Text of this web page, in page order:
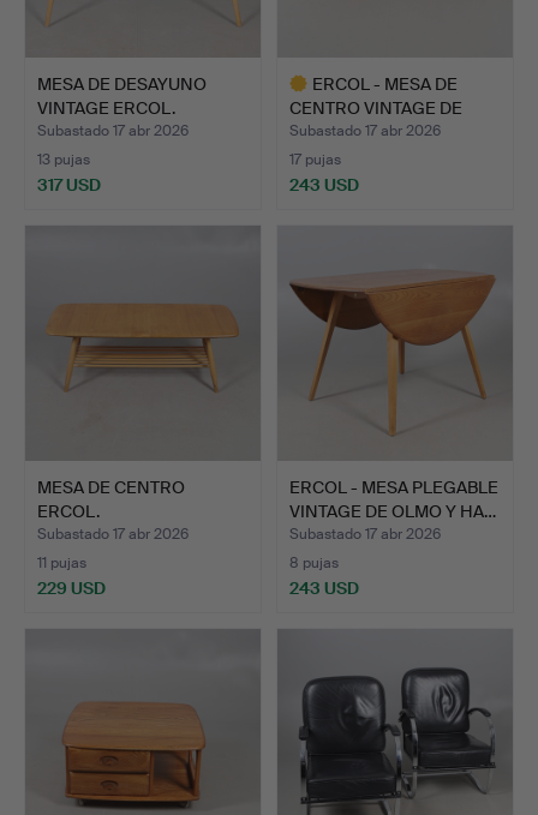
MESA DE DESAYUNO
VINTAGE ERCOL.
Subastado 17 abr 2026
13 pujas
317 USD
ERCOL - MESA DE
CENTRO VINTAGE DE
OLMO Y H…
Subastado 17 abr 2026
17 pujas
243 USD
MESA DE CENTRO
ERCOL.
Subastado 17 abr 2026
11 pujas
229 USD
ERCOL - MESA PLEGABLE
VINTAGE DE OLMO Y HA…
Subastado 17 abr 2026
8 pujas
243 USD